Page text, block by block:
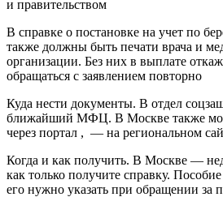
и правительством
В справке о постановке на учет по
также должны быть печати врача и
организации. Без них в выплате
обращаться с заявлением повторно
Куда нести документы. В отдел
ближайший МФЦ. В Москве также
через портал , — на региональном
Когда и как получить. В Москве —
как только получите справку. Пособие
его нужно указать при обращении за